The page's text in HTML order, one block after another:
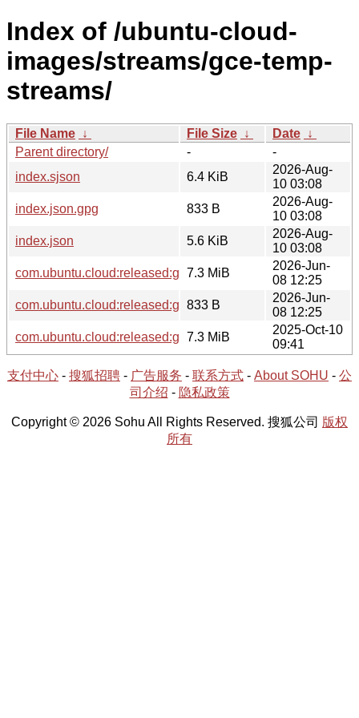
Index of /ubuntu-cloud-
images/streams/gce-temp-
streams/
File Name ↓ File Size ↓ Date ↓
Parent directory/
-
-
index.sjson
6.4 KiB
2026-Aug-
10 03:08
index.json.gpg
833 B
2026-Aug-
10 03:08
index.json
5.6 KiB
2026-Aug-
10 03:08
com.ubuntu.cloud:released:gce.sjson
7.3 MiB
2026-Jun-
08 12:25
com.ubuntu.cloud:released:gce.json.gpg
833 B
2026-Jun-
08 12:25
com.ubuntu.cloud:released:gce.json
7.3 MiB
2025-Oct-10
09:41
支付中心 - 搜狐招聘 - 广告服务 - 联系方式 - About SOHU - 公
司介绍 - 隐私政策
Copyright © 2026 Sohu All Rights Reserved. 搜狐公司 版权
所有